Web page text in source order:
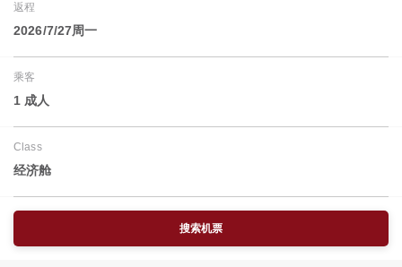
返程
2026/7/27周一
乘客
1 成人
Class
经济舱
搜索机票